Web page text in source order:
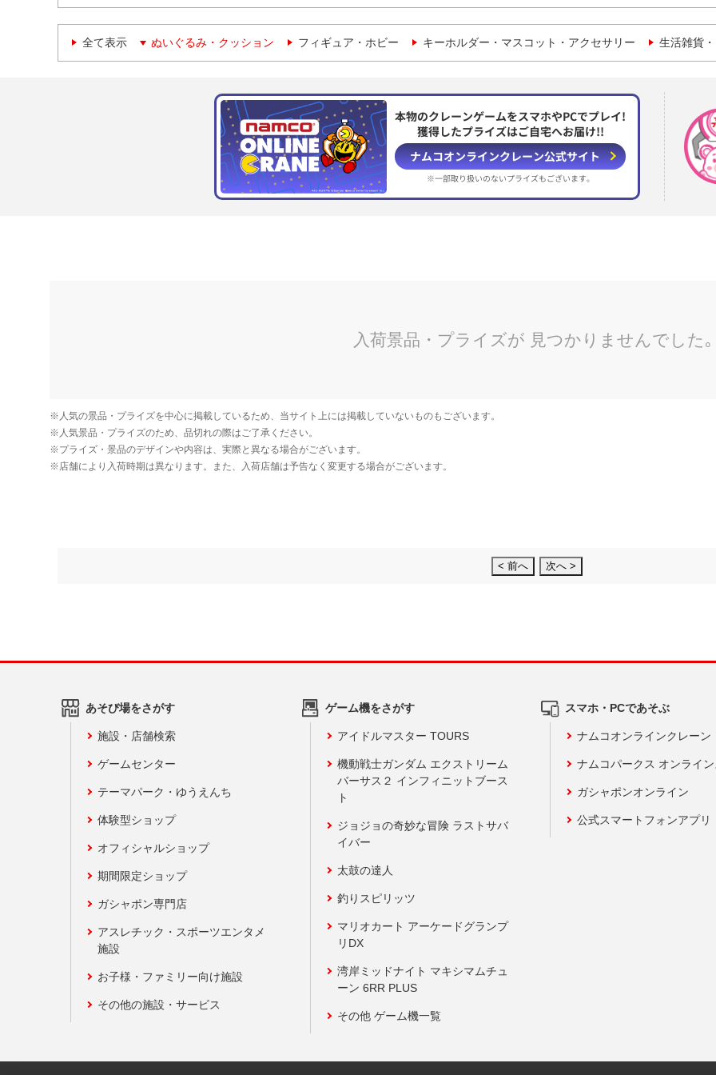
全て表示 ぬいぐるみ・クッション フィギュア・ホビー キーホルダー・マスコット・アクセサリー 生活雑貨
本物のクレーンゲームをスマホやPCでプレイ!
獲得したプライズはご自宅へお届け!!
ナムコオンラインクレーン公式サイト
※一部取り扱いのないプライズもございます。
< 前へ 次へ >
あそび場をさがす
施設・店舗検索
ゲームセンター
テーマパーク・ゆうえんち
体験型ショップ
オフィシャルショップ
期間限定ショップ
ガシャポン専門店
アスレチック・スポーツエンタメ
施設
お子様・ファミリー向け施設
その他の施設・サービス
ゲーム機をさがす
アイドルマスター TOURS
機動戦士ガンダム エクストリーム
バーサス２ インフィニットブース
ト
ジョジョの奇妙な冒険 ラストサバ
イバー
太鼓の達人
釣りスピリッツ
マリオカート アーケードグランプ
リDX
湾岸ミッドナイト マキシマムチュ
ーン 6RR PLUS
その他 ゲーム機一覧
スマホ・PCであそぶ
ナムコオンラインクレーン
ナムコパークス オンライ
ガシャポンオンライン
公式スマートフォンアプリ